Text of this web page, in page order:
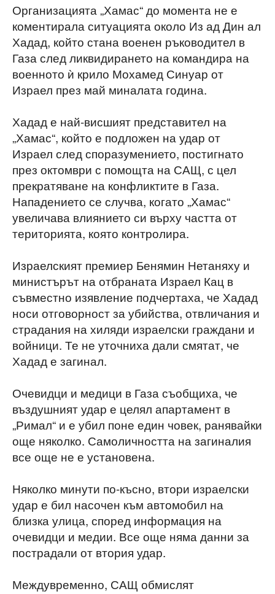
Организацията „Хамас“ до момента не е
коментирала ситуацията около Из ад Дин ал
Хадад, който стана военен ръководител в
Газа след ликвидирането на командирa на
военното ѝ крило Мохамед Синуар от
Израел през май миналата година.
Хадад е най-висшият представител на
„Хамас“, който е подложен на удар от
Израел след споразумението, постигнато
през октомври с помощта на САЩ, с цел
прекратяване на конфликтите в Газа.
Нападението се случва, когато „Хамас“
увеличава влиянието си върху частта от
територията, която контролира.
Израелският премиер Бенямин Нетаняху и
министърът на отбраната Израел Кац в
съвместно изявление подчертаха, че Хадад
носи отговорност за убийства, отвличания и
страдания на хиляди израелски граждани и
войници. Те не уточниха дали смятат, че
Хадад е загинал.
Очевидци и медици в Газа съобщиха, че
въздушният удар е целял апартамент в
„Римал“ и е убил поне един човек, ранявайки
още няколко. Самоличността на загиналия
все още не е установена.
Няколко минути по-късно, втори израелски
удар е бил насочен към автомобил на
близка улица, според информация на
очевидци и медии. Все още няма данни за
пострадали от втория удар.
Междувременно, САЩ обмислят